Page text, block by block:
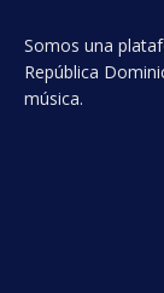
Somos una
República
música.